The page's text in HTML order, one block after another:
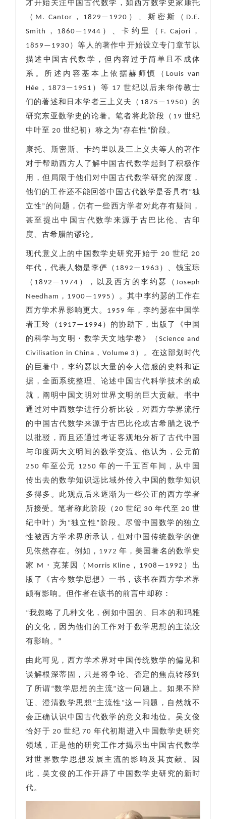
才开始关注中国古代数学，如西方数学史家康托
（M. Cantor，1829—1920）、斯密斯（D.E.
Smith，1860—1944）、卡约里（F. Cajori，
1859—1930）等人的著作中开始设立专门章节以
描述中国古代数学，但内容过于简单且不成体
系。所述内容基本上依据赫师慎（Louis van
Hée，1873—1951）等 17 世纪以后来华传教士
们的著述和日本学者三上义夫（1875—1950）的
研究东亚数学史的论著。笔者将此阶段（19 世纪
中叶至 20 世纪初）称之为“存在性”阶段。
康托、斯密斯、卡约里以及三上义夫等人的著作
对于帮助西方人了解中国古代数学起到了积极作
用，但局限于他们对中国古代数学研究的深度，
他们的工作还不能回答中国古代数学是否具有“独
立性”的问题，仍有一些西方学者对此存有疑问，
甚至提出中国古代数学来源于古巴比伦、古印
度、古希腊的谬论。
现代意义上的中国数学史研究开始于 20 世纪 20
年代，代表人物是李俨（1892—1963）、钱宝琮
（1892—1974），以及西方的李约瑟（Joseph
Needham，1900—1995）。其中李约瑟的工作在
西方学术界影响更大。1959 年，李约瑟在中国学
者王玲（1917—1994）的协助下，出版了《中国
的科学与文明・数学天文地学卷》（Science and
Civilisation in China，Volume 3）。在这部划时代
的巨著中，李约瑟以大量的令人信服的史料和证
据，全面系统整理、论述中国古代科学技术的成
就，阐明中国文明对世界文明的巨大贡献。书中
通过对中西数学进行分析比较，对西方学界流行
的中国古代数学来源于古巴比伦或古希腊之说予
以批驳，而且还通过考证客观地分析了古代中国
与印度两大文明间的数学交流。他认为，公元前
250 年至公元 1250 年的一千五百年间，从中国
传出去的数学知识远比域外传入中国的数学知识
多得多。此观点后来逐渐为一些公正的西方学者
所接受。笔者称此阶段（20 世纪 30 年代至 20 世
纪中叶）为“独立性”阶段。尽管中国数学的独立
性被西方学术界所承认，但对中国传统数学的偏
见依然存在。例如，1972 年，美国著名的数学史
家 M・克莱因（Morris Kline，1908—1992）出
版了《古今数学思想》一书，该书在西方学术界
颇有影响。但作者在该书的前言中却称：
“我忽略了几种文化，例如中国的、日本的和玛雅
的文化，因为他们的工作对于数学思想的主流没
有影响。”
由此可见，西方学术界对中国传统数学的偏见和
误解根深蒂固，只是将争论、否定的焦点转移到
了所谓“数学思想的主流”这一问题上。如果不辩
证、澄清数学思想“主流性”这一问题，自然就不
会正确认识中国古代数学的意义和地位。吴文俊
恰好于 20 世纪 70 年代初期进入中国数学史研究
领域，正是他的研究工作才揭示出中国古代数学
对世界数学思想发展主流的影响及其贡献。因
此，吴文俊的工作开辟了中国数学史研究的新时
代。